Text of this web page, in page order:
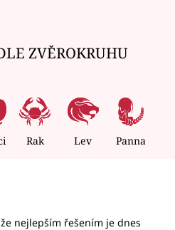
ZVĚROKRUHU
Rak Lev Panna
nejlepším řešením je dnes